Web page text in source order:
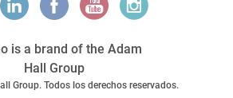
is a brand of the Adam
Hall Group
Group. Todos los derechos reservados.